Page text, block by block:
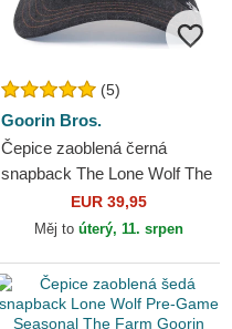
(5)
Goorin Bros.
Čepice zaoblená černá
snapback The Lone Wolf The
Farm Goorin Bros.
EUR 39,95
Měj to úterý, 11. srpen